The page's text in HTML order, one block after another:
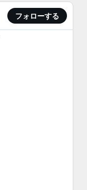
フォローする